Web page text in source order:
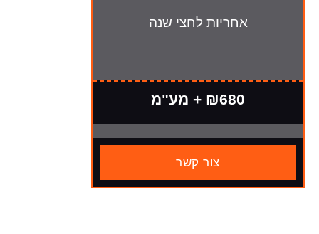
אחריות לחצי שנה
₪680 + מע"מ
צור קשר